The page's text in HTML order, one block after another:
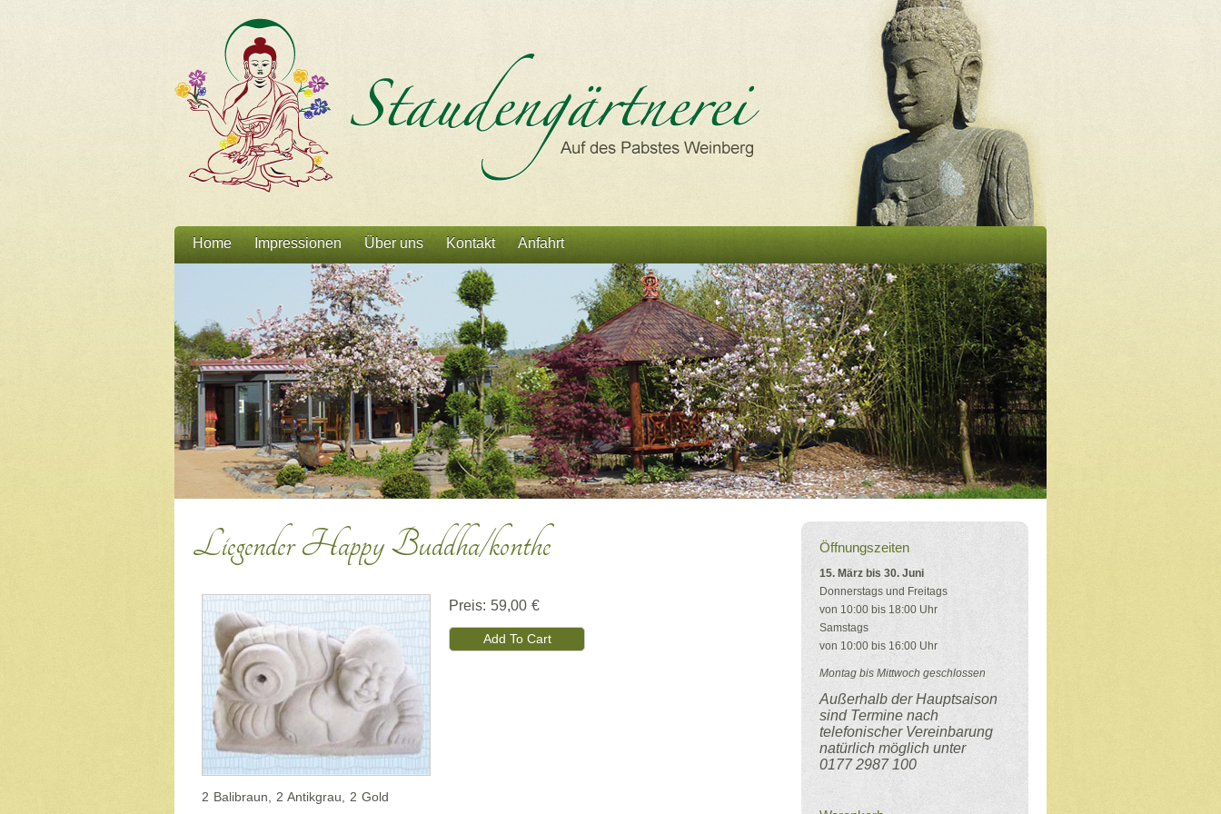
Home Impressionen Über uns Kontakt Anfahrt
Öffnungszeiten
15. März bis 30. Juni
Donnerstags und Freitags
von 10:00 bis 18:00 Uhr
Samstags
von 10:00 bis 16:00 Uhr
Montag bis Mittwoch geschlossen
Außerhalb der Hauptsaison
sind Termine nach
telefonischer Vereinbarung
natürlich möglich unter
0177 2987 100
Liegender Happy Buddha/konthe
Preis: 59,00 €
2 Balibraun, 2 Antikgrau, 2 Gold